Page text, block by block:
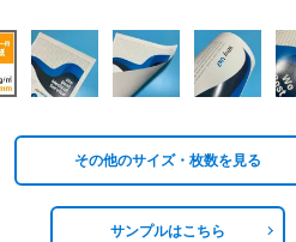
その他のサイズ・枚数を見る
サンプルはこちら